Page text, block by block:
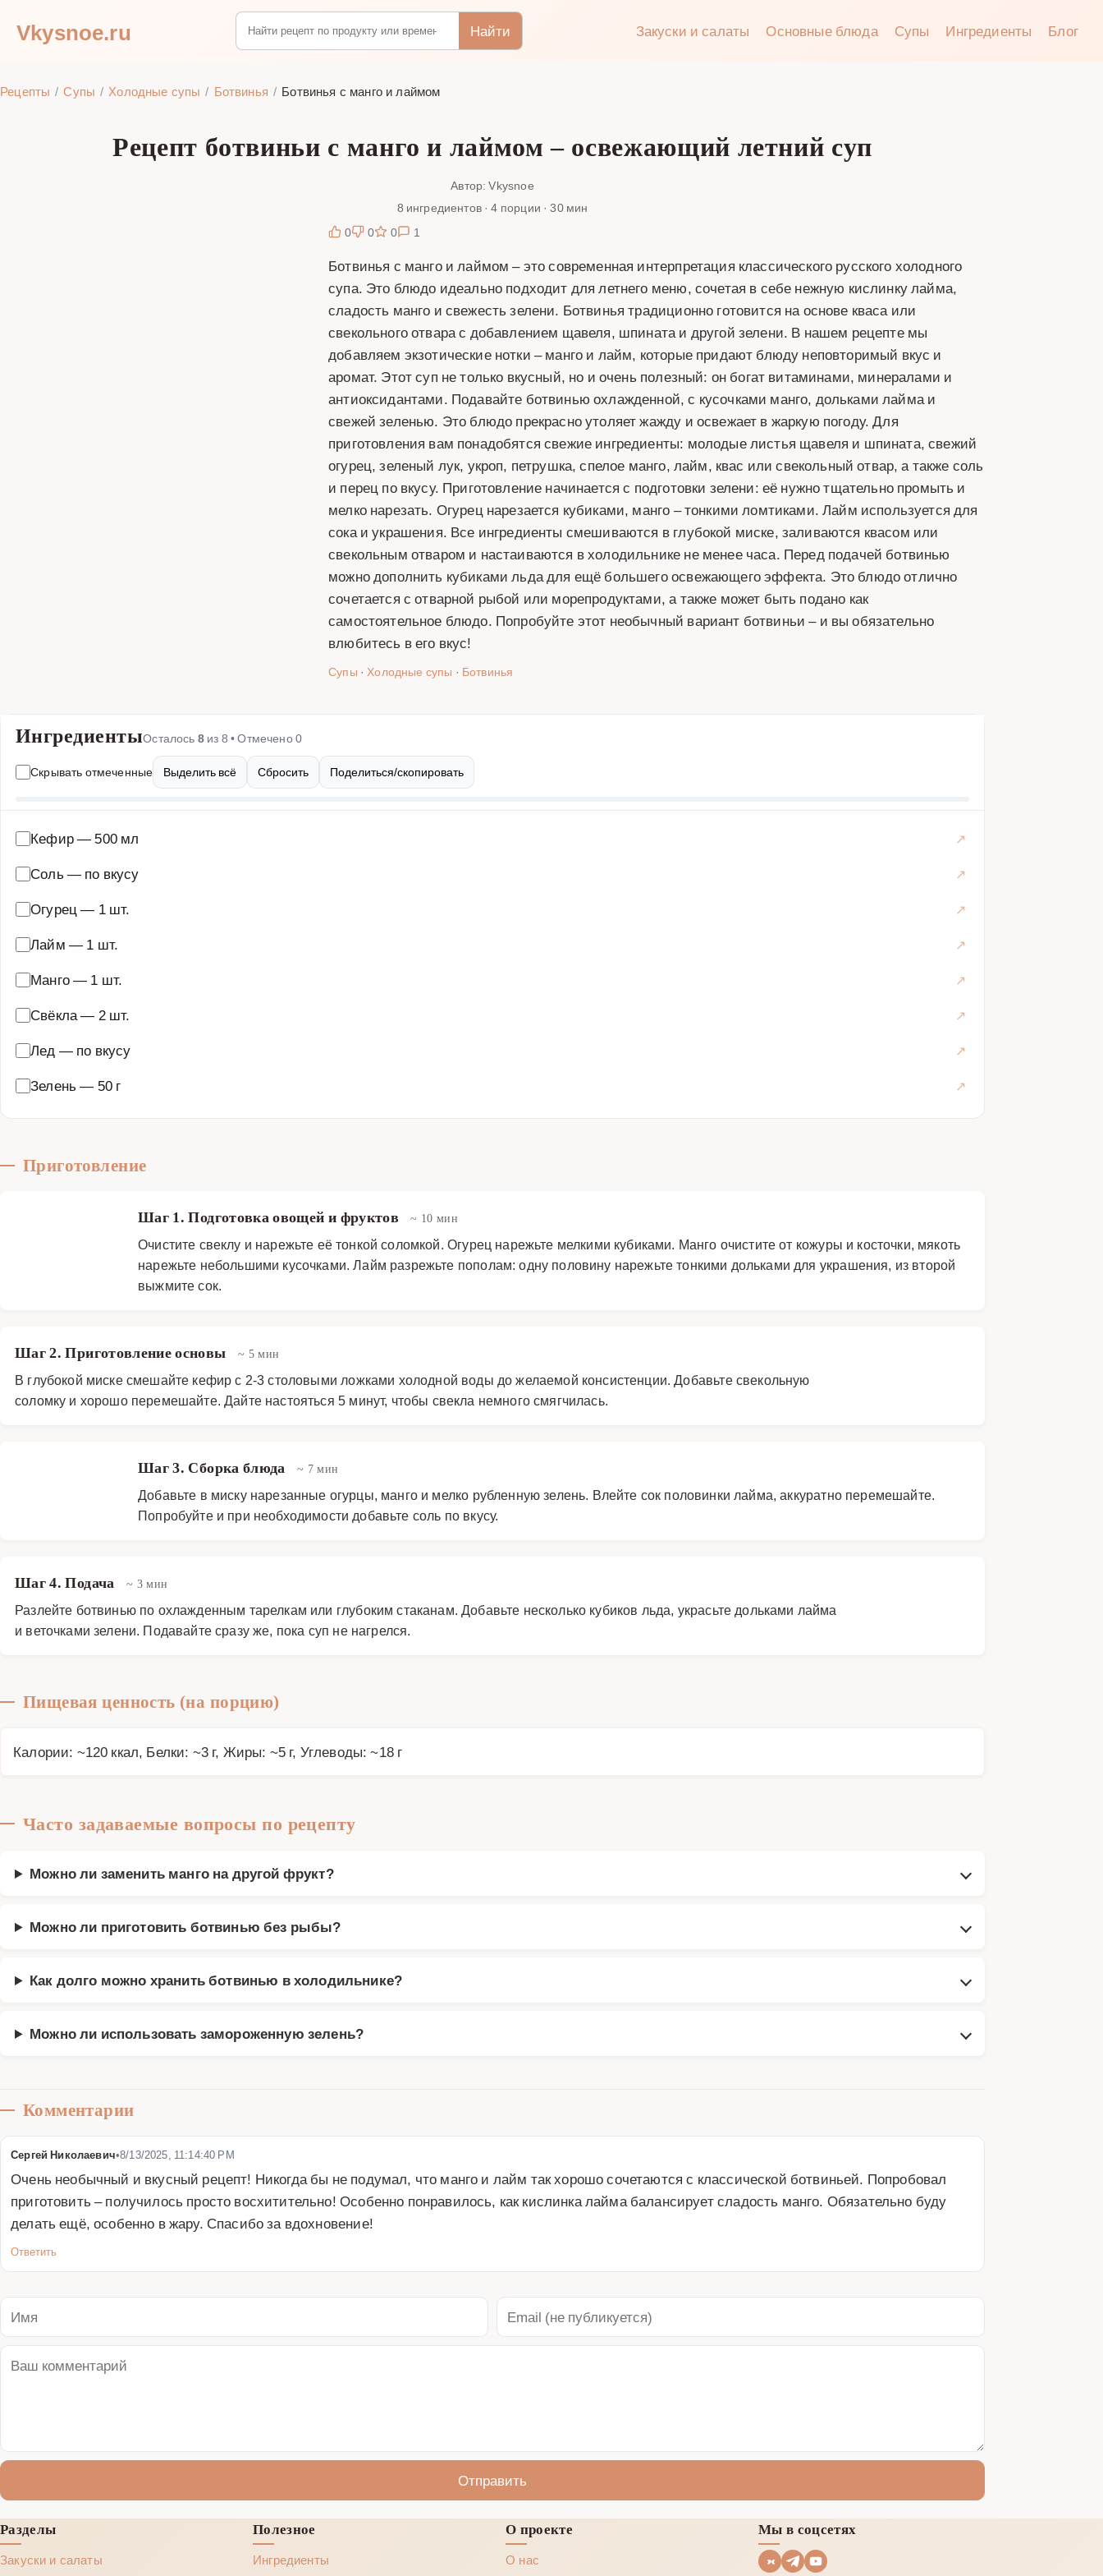
Vkysnoe.ru Найти Закуски и салаты Основные блюда Супы Ингредиенты Блог
Рецепты Супы Холодные супы Ботвинья Ботвинья с манго и лаймом
Рецепт ботвиньи с манго и лаймом – освежающий летний суп
Автор: Vkysnoe
8 ингредиентов · 4 порции · 30 мин
0
0 0 1
Ботвинья с манго и лаймом – это современная интерпретация классического русского холодного
супа. Это блюдо идеально подходит для летнего меню, сочетая в себе нежную кислинку лайма,
сладость манго и свежесть зелени. Ботвинья традиционно готовится на основе кваса или
свекольного отвара с добавлением щавеля, шпината и другой зелени. В нашем рецепте мы
добавляем экзотические нотки – манго и лайм, которые придают блюду неповторимый вкус и
аромат. Этот суп не только вкусный, но и очень полезный: он богат витаминами, минералами и
антиоксидантами. Подавайте ботвинью охлажденной, с кусочками манго, дольками лайма и
свежей зеленью. Это блюдо прекрасно утоляет жажду и освежает в жаркую погоду. Для
приготовления вам понадобятся свежие ингредиенты: молодые листья щавеля и шпината, свежий
огурец, зеленый лук, укроп, петрушка, спелое манго, лайм, квас или свекольный отвар, а также соль
и перец по вкусу. Приготовление начинается с подготовки зелени: её нужно тщательно промыть и
мелко нарезать. Огурец нарезается кубиками, манго – тонкими ломтиками. Лайм используется для
сока и украшения. Все ингредиенты смешиваются в глубокой миске, заливаются квасом или
свекольным отваром и настаиваются в холодильнике не менее часа. Перед подачей ботвинью
можно дополнить кубиками льда для ещё большего освежающего эффекта. Это блюдо отлично
сочетается с отварной рыбой или морепродуктами, а также может быть подано как
самостоятельное блюдо. Попробуйте этот необычный вариант ботвиньи – и вы обязательно
влюбитесь в его вкус!
Супы ·Холодные супы · Ботвинья
ИнгредиентыОсталось 8из 8 • Отмечено0
Скрывать отмеченные Выделить всё Сбросить Поделиться/скопировать
Кефир— 500 мл
Соль — по вкусу
Огурец — 1 шт.
Лайм — 1 шт.
Манго— 1 шт.
Свёкла— 2 шт.
Лед — по вкусу
Зелень — 50 г
Приготовление
Шаг 1. Подготовка овощей и фруктов ~ 10 мин
Очистите свеклу и нарежьте её тонкой соломкой. Огурец нарежьте мелкими кубиками. Манго очистите от кожуры и косточки, мякоть
нарежьте небольшими кусочками. Лайм разрежьте пополам: одну половину нарежьте тонкими дольками для украшения, из второй
выжмите сок.
Шаг 2. Приготовление основы ~ 5 мин
В глубокой миске смешайте кефир с 2-3 столовыми ложками холодной воды до желаемой консистенции. Добавьте свекольную
соломку и хорошо перемешайте. Дайте настояться 5 минут, чтобы свекла немного смягчилась.
Шаг 3. Сборка блюда ~ 7 мин
Добавьте в миску нарезанные огурцы, манго и мелко рубленную зелень. Влейте сок половинки лайма, аккуратно перемешайте.
Попробуйте и при необходимости добавьте соль по вкусу.
Шаг 4. Подача ~ 3 мин
Разлейте ботвинью по охлажденным тарелкам или глубоким стаканам. Добавьте несколько кубиков льда, украсьте дольками лайма
и веточками зелени. Подавайте сразу же, пока суп не нагрелся.
Пищевая ценность (на порцию)
Калории: ~120 ккал, Белки: ~3 г, Жиры: ~5 г, Углеводы: ~18 г
Часто задаваемые вопросы по рецепту
Можно ли заменить манго на другой фрукт?
Можно ли приготовить ботвинью без рыбы?
Как долго можно хранить ботвинью в холодильнике?
Можно ли использовать замороженную зелень?
Комментарии
Сергей Николаевич•8/13/2025, 11:14:40 PM
Очень необычный и вкусный рецепт! Никогда бы не подумал, что манго и лайм так хорошо сочетаются с классической ботвиньей. Попробовал
приготовить – получилось просто восхитительно! Особенно понравилось, как кислинка лайма балансирует сладость манго. Обязательно буду
делать ещё, особенно в жару. Спасибо за вдохновение!
Ответить
Отправить
Разделы
Закуски и салаты
Полезное
Ингредиенты
О проекте
О нас
Мы в соцсетях